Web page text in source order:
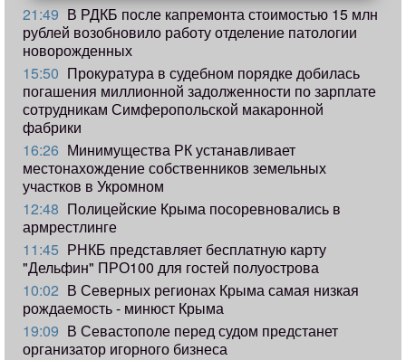
21:49 В РДКБ после капремонта стоимостью 15 млн
рублей возобновило работу отделение патологии
новорожденных
15:50 Прокуратура в судебном порядке добилась
погашения миллионной задолженности по зарплате
сотрудникам Симферопольской макаронной
фабрики
16:26 Минимущества РК устанавливает
местонахождение собственников земельных
участков в Укромном
12:48 Полицейские Крыма посоревновались в
армрестлинге
11:45 РНКБ представляет бесплатную карту
"Дельфин" ПРО100 для гостей полуострова
10:02 В Северных регионах Крыма самая низкая
рождаемость - минюст Крыма
19:09 В Севастополе перед судом предстанет
организатор игорного бизнеса